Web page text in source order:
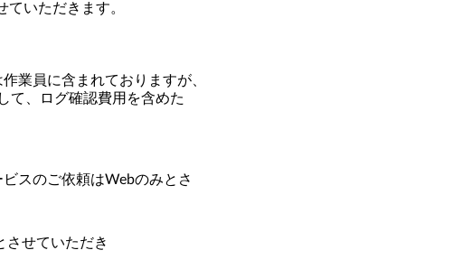
いただきます。
業員に含まれておりますが、
て、ログ確認費用を含めた
スのご依頼はWebのみとさ
せていただき